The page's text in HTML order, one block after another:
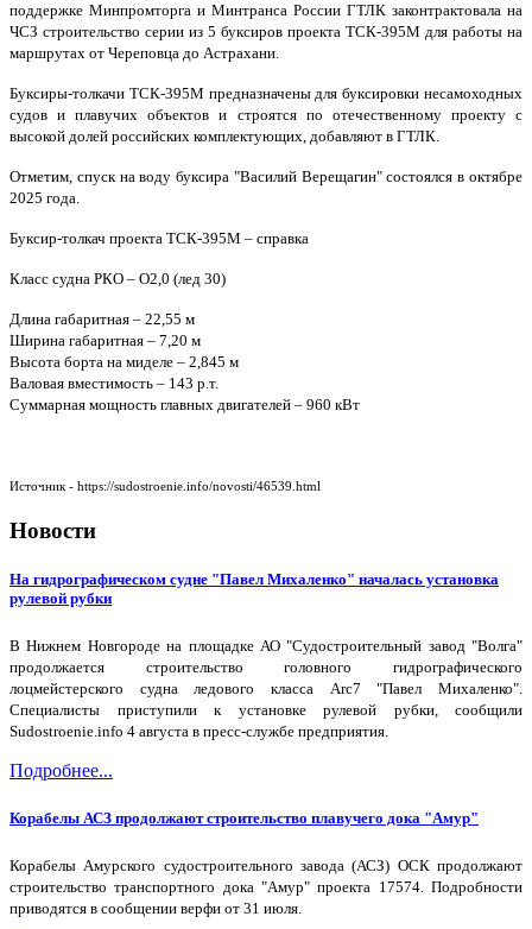
поддержке Минпромторга и Минтранса России ГТЛК законтрактовала на
ЧСЗ строительство серии из 5 буксиров проекта ТСК-395М для работы на
маршрутах от Череповца до Астрахани.
Буксиры-толкачи ТСК-395М предназначены для буксировки несамоходных
судов и плавучих объектов и строятся по отечественному проекту с
высокой долей российских комплектующих, добавляют в ГТЛК.
Отметим, спуск на воду буксира "Василий Верещагин" состоялся в октябре
2025 года.
Буксир-толкач проекта ТСК-395М – справка
Класс судна РКО – О2,0 (лед 30)
Длина габаритная – 22,55 м
Ширина габаритная – 7,20 м
Высота борта на миделе – 2,845 м
Валовая вместимость – 143 р.т.
Суммарная мощность главных двигателей – 960 кВт
Источник - https://sudostroenie.info/novosti/46539.html
Новости
На гидрографическом судне "Павел Михаленко" началась установка
рулевой рубки
В Нижнем Новгороде на площадке АО "Судостроительный завод "Волга"
продолжается строительство головного гидрографического
лоцмейстерского судна ледового класса Arc7 "Павел Михаленко".
Специалисты приступили к установке рулевой рубки, сообщили
Sudostroenie.info 4 августа в пресс-службе предприятия.
Подробнее...
Корабелы АСЗ продолжают строительство плавучего дока "Амур"
Корабелы Амурского судостроительного завода (АСЗ) ОСК продолжают
строительство транспортного дока "Амур" проекта 17574. Подробности
приводятся в сообщении верфи от 31 июля.